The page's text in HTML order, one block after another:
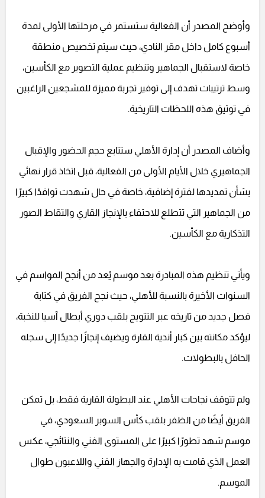
وأوضح المصدر أن الفعالية ستستمر في مرحلتها الأولى لمدة
أسبوع كامل داخل مقر النادي، حيث سيتم تخصيص منطقة
خاصة لاستقبال الجماهير وتنظيم عملية التصوير مع الكأسين،
وسط ترتيبات تهدف إلى توفير تجربة مميزة للمشجعين الراغبين
في توثيق هذه اللحظات التاريخية.
وأضاف المصدر أن إدارة الأهلي ستتابع حجم الحضور والإقبال
الجماهيري خلال الأيام الأولى من الفعالية، قبل اتخاذ قرار نهائي
بشأن تمديدها لفترة إضافية، خاصة في حال شهدت توافدًا كبيرًا
من الجماهير التي تتطلع للاحتفاء بالإنجاز القاري والتقاط الصور
التذكارية مع الكأسين.
ويأتي تنظيم هذه المبادرة بعد موسم يُعد من أنجح المواسم في
السنوات الأخيرة بالنسبة للأهلي، حيث نجح الفريق في كتابة
فصل جديد من تاريخه عبر التتويج بلقب دوري أبطال آسيا للنخبة،
ليؤكد مكانته بين كبار أندية القارة ويضيف إنجازًا جديدًا إلى سجله
الحافل بالبطولات.
ولم تتوقف نجاحات الأهلي عند البطولة القارية فقط، بل تمكن
الفريق أيضًا من الظفر بلقب كأس السوبر السعودي، في
موسم شهد تطورًا كبيرًا على المستوى الفني والنتائجي، عكس
العمل الذي قامت به الإدارة والجهاز الفني واللاعبون طوال
الموسم.